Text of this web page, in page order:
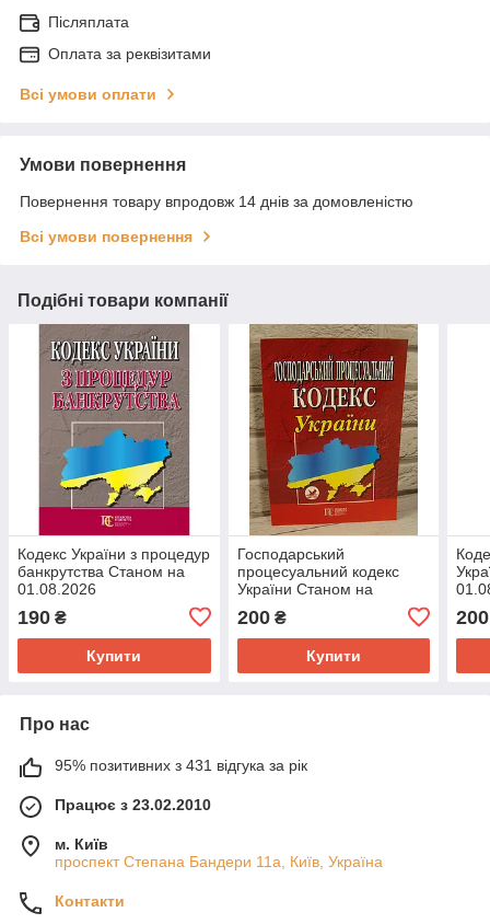
Післяплата
Оплата за реквізитами
Всі умови оплати
Умови повернення
Повернення товару впродовж 14 днів за домовленістю
Всі умови повернення
Подібні товари компанії
Кодекс України з процедур
банкрутства Станом на
01.08.2026
190 ₴
Купити
Господарський
процесуальний кодекс
України Станом на
200₴
Купити
200
Про нас
95% позитивних з 431 відгука за рік
Працює з 23.02.2010
м. Київ
проспект Степана Бандери 11а, Київ, Україна
Контакти